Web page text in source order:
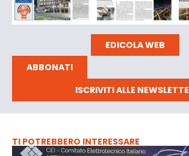
EDICOLA WEB
ABBONATI
ISCRIVITI ALLE
TI POTREBBERO INTERESSARE